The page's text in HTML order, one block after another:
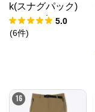
k(スナグパック)
テントブーツ
5.0
(6件)
16